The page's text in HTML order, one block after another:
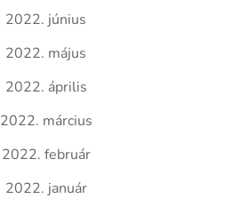
2022. június
2022. május
2022. április
2022. március
2022. február
2022. január